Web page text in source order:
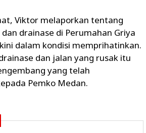
Viktor melaporkan tentang
drainase di Perumahan Griya
dalam kondisi memprihatinkan.
dan jalan yang rusak itu
yang telah
Pemko Medan.